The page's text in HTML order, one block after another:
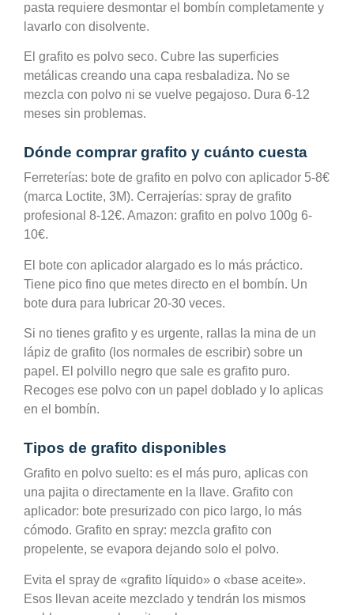
pasta requiere desmontar el bombín completamente y
lavarlo con disolvente.
El grafito es polvo seco. Cubre las superficies
metálicas creando una capa resbaladiza. No se
mezcla con polvo ni se vuelve pegajoso. Dura 6-12
meses sin problemas.
Dónde comprar grafito y cuánto cuesta
Ferreterías: bote de grafito en polvo con aplicador 5-8€
(marca Loctite, 3M). Cerrajerías: spray de grafito
profesional 8-12€. Amazon: grafito en polvo 100g 6-
10€.
El bote con aplicador alargado es lo más práctico.
Tiene pico fino que metes directo en el bombín. Un
bote dura para lubricar 20-30 veces.
Si no tienes grafito y es urgente, rallas la mina de un
lápiz de grafito (los normales de escribir) sobre un
papel. El polvillo negro que sale es grafito puro.
Recoges ese polvo con un papel doblado y lo aplicas
en el bombín.
Tipos de grafito disponibles
Grafito en polvo suelto: es el más puro, aplicas con
una pajita o directamente en la llave. Grafito con
aplicador: bote presurizado con pico largo, lo más
cómodo. Grafito en spray: mezcla grafito con
propelente, se evapora dejando solo el polvo.
Evita el spray de «grafito líquido» o «base aceite».
Esos llevan aceite mezclado y tendrán los mismos